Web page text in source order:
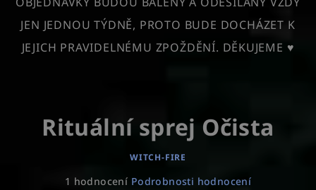
JEN JEDNOU TÝDNĚ, PROTO BUDE DOCHÁZET K
JEJICH PRAVIDELNÉMU ZPOŽDĚNÍ. DĚKUJEME ♥
Rituální sprej Očista
WITCH-FIRE
Průměrné
1 hodnocení Podrobnosti hodnocení